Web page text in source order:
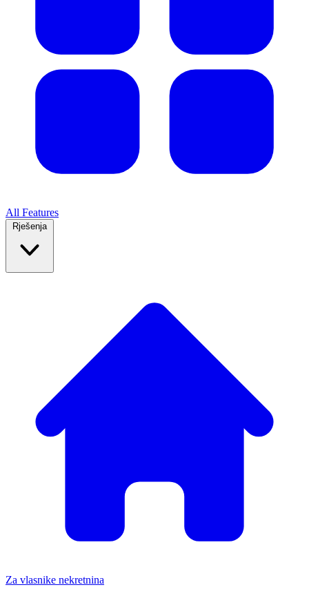
All Features
Rješenja
Za vlasnike nekretnina